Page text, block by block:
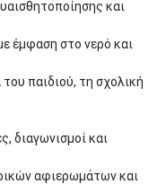
και
έμφαση στο νερό και
παιδιού, τη σχολική
διαγωνισμοί και
αφιερωμάτων και